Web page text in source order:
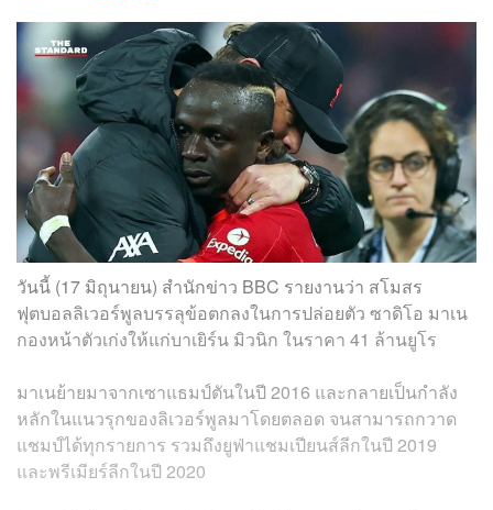
วันนี้ (17 มิถุนายน) สำนักข่าว BBC รายงานว่า สโมสร
ฟุตบอลลิเวอร์พูลบรรลุข้อตกลงในการปล่อยตัว ซาดิโอ มาเน
กองหน้าตัวเก่งให้แก่บาเยิร์น มิวนิก ในราคา 41 ล้านยูโร
มาเนย้ายมาจากเซาแธมป์ตันในปี 2016 และกลายเป็นกำลัง
หลักในแนวรุกของลิเวอร์พูลมาโดยตลอด จนสามารถกวาด
แชมป์ได้ทุกรายการ รวมถึงยูฟ่าแชมเปียนส์ลีกในปี 2019
และพรีเมียร์ลีกในปี 2020